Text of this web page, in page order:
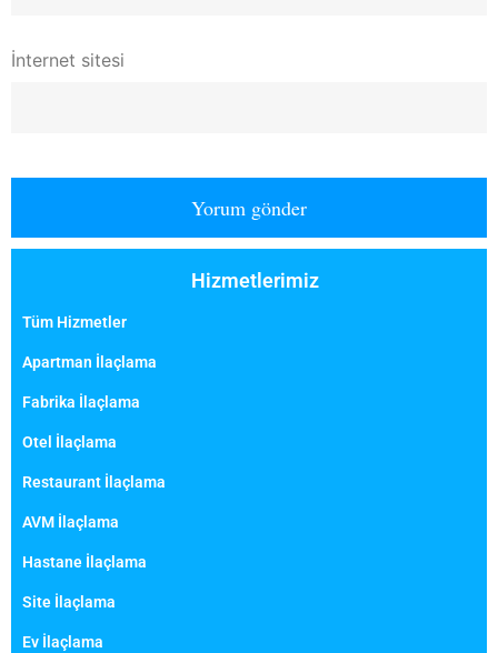
İnternet sitesi
Hizmetlerimiz
Tüm Hizmetler
Apartman İlaçlama
Fabrika İlaçlama
Otel İlaçlama
Restaurant İlaçlama
AVM İlaçlama
Hastane İlaçlama
Site İlaçlama
Ev İlaçlama